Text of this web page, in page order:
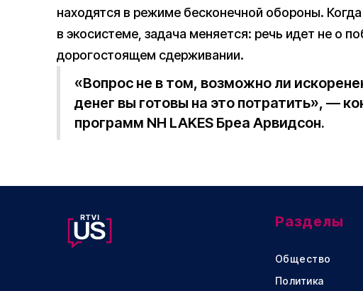
находятся в режиме бесконечной обороны.
в экосистеме, задача меняется: речь идет не о
дорогостоящем сдерживании.
«Вопрос не в том, возможно ли
денег вы готовы на это потратить», —
программ NH LAKES Бреа Арвидсон.
Разделы
Общество
Политика